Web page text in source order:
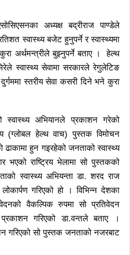
अध्यक्ष बद्रीराज पाण्डेले
स्वास्थ्य बजेट हुनुपर्ने र स्वास्थ्यमा
अर्थमन्त्रीले बुझ्नुपर्ने बताए । हेल्थ
स्वास्थ्य सेवामा सरकारले रेगुलेटिङ
स्तरीय सेवा कसरी दिने भने कुरा
स्वास्थ्य अभियानले प्रकाशन गरेको
(ग्लोबल हेल्थ वाच) पुस्तक विमोचन
हुन गइरहेको जनताको स्वास्थ्य
भएको राष्ट्रिय भेलामा सो पुस्तकको
स्वास्थ्य अभियन्ता डा. शरद राज
गरिएको हो । विभिन्न देशका
वैकल्पिक रुपमा सो प्रतिवेदन
गरिएको डा.वन्तले बताए ।
गरिएको सो पुस्तक जनताको नजरबाट